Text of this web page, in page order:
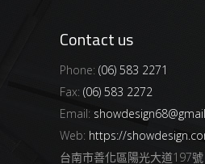
Contact us
Phone: (06) 583 2271
Fax: (06) 583 2272
Email:
Web: https://
台南市善化區陽光大道197號